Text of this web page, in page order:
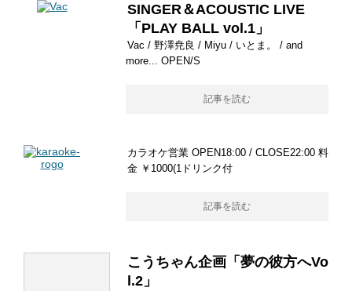
SINGER＆ACOUSTIC LIVE
「PLAY BALL vol.1」
Vac / 野澤尭良 / Miyu / いとま。 / and
more... OPEN/S
記事を読む
カラオケ営業 OPEN18:00 / CLOSE22:00 料
金 ￥1000(1ドリンク付
記事を読む
こうちゃん企画「夢の彼方へVo
l.2」